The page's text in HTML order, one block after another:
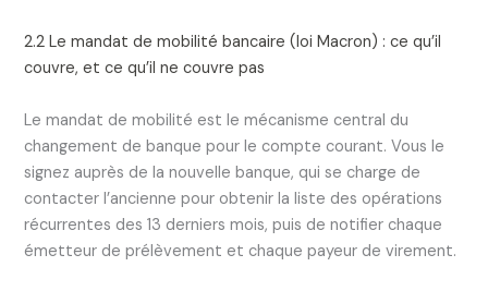
2.2 Le mandat de mobilité bancaire (loi Macron) : ce qu’il
couvre, et ce qu’il ne couvre pas
Le mandat de mobilité est le mécanisme central du
changement de banque pour le compte courant. Vous le
signez auprès de la nouvelle banque, qui se charge de
contacter l’ancienne pour obtenir la liste des opérations
récurrentes des 13 derniers mois, puis de notifier chaque
émetteur de prélèvement et chaque payeur de virement.